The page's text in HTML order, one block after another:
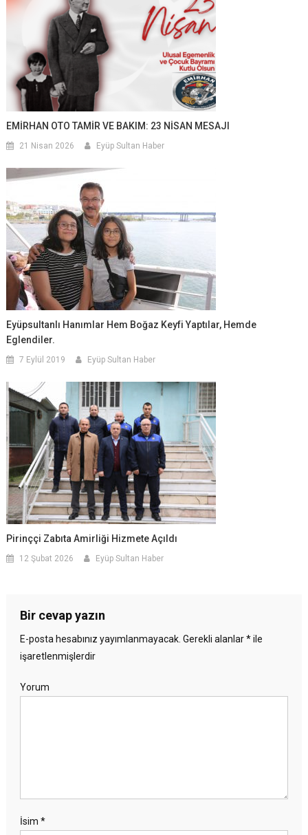
EMİRHAN OTO TAMİR VE BAKIM: 23 NİSAN MESAJI
21 Nisan 2026 Eyüp Sultan Haber
Eyüpsultanlı Hanımlar Hem Boğaz Keyfi Yaptılar, Hemde
Eglendiler.
7 Eylül 2019 Eyüp Sultan Haber
Pirinççi Zabıta Amirliği Hizmete Açıldı
12 Şubat 2026 Eyüp Sultan Haber
Bir cevap yazın
E-posta hesabınız yayımlanmayacak. Gerekli alanlar*ile
işaretlenmişlerdir
Yorum
İsim *